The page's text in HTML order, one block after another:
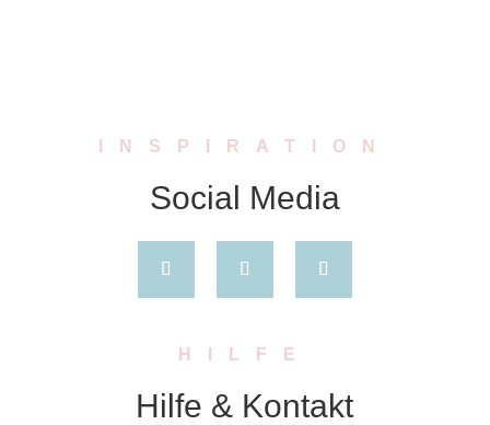
INSPIRATION
Social Media
HILFE
Hilfe & Kontakt